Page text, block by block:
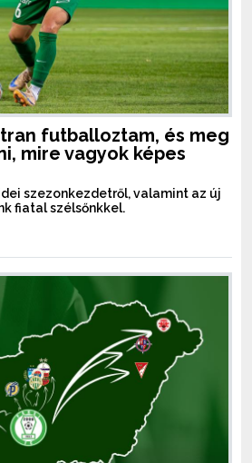
futballoztam, és meg
mire vagyok képes
szezonkezdetről, valamint az új
fiatal szélsőnkkel.